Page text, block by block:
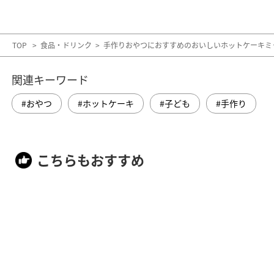
TOP > 食品・ドリンク > 手作りおやつにおすすめのおいしいホットケーキ
関連キーワード
おやつ ホットケーキ 子ども 手作り
こちらもおすすめ